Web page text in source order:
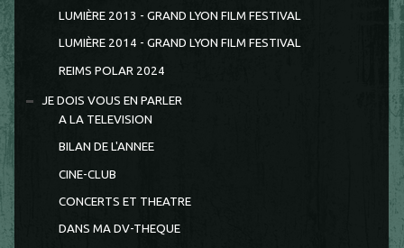
LUMIÈRE 2013 - GRAND LYON FILM FESTIVAL
LUMIÈRE 2014 - GRAND LYON FILM FESTIVAL
REIMS POLAR 2024
JE DOIS VOUS EN PARLER
A LA TELEVISION
BILAN DE L'ANNEE
CINE-CLUB
CONCERTS ET THEATRE
DANS MA DV-THEQUE